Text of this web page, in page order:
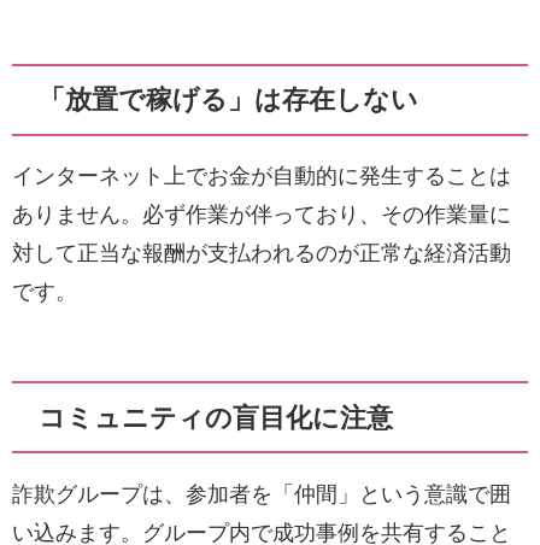
「放置で稼げる」は存在しない
インターネット上でお金が自動的に発生することは
ありません。必ず作業が伴っており、その作業量に
対して正当な報酬が支払われるのが正常な経済活動
です。
コミュニティの盲目化に注意
詐欺グループは、参加者を「仲間」という意識で囲
い込みます。グループ内で成功事例を共有すること